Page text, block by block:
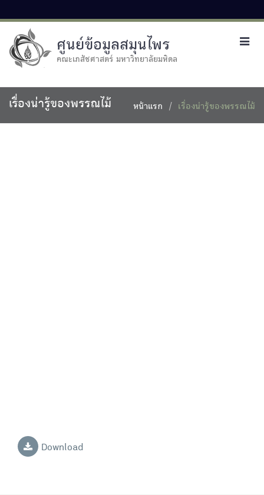
ศูนย์ข้อมูลสมุนไพร
คณะเภสัชศาสตร์ มหาวิทยาลัยมหิดล
เรื่องน่ารู้ของพรรณไม้ หน้าแรก เรื่องน่ารู้ของพรรณไม้
Download